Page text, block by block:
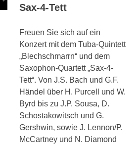
Sax-4-Tett
Freuen Sie sich auf ein
Konzert mit dem Tuba-Quintett
„Blechschmarrn“ und dem
Saxophon-Quartett „Sax-4-
Tett“. Von J.S. Bach und G.F.
Händel über H. Purcell und W.
Byrd bis zu J.P. Sousa, D.
Schostakowitsch und G.
Gershwin, sowie J. Lennon/P.
McCartney und N. Diamond